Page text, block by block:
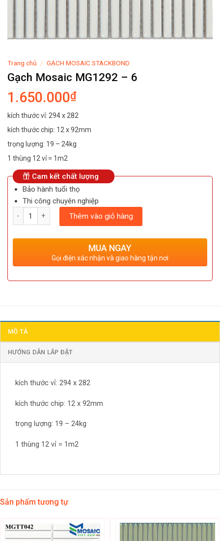
Trang chủ / GẠCH MOSAIC STACKBOND
Gạch Mosaic MG1292 – 6
1.650.000₫
kích thước vỉ: 294 x 282
kích thước chip: 12 x 92mm
trọng lượng: 19 – 24kg
1 thùng 12 vỉ = 1m2
Cam kết chất lượng
Bảo hành tuổi thọ
Thi công chuyên nghiệp
Thêm vào giỏ hàng
MUA NGAY
Gọi điện xác nhận và giao hàng tận nơi
MÔ TẢ
HƯỚNG DẪN LẮP ĐẶT
kích thước vỉ: 294 x 282
kích thước chip: 12 x 92mm
trọng lượng: 19 – 24kg
1 thùng 12 vỉ = 1m2
Sản phẩm tương tự